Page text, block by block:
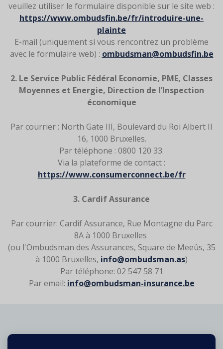
veuillez utiliser le formulaire disponible sur le site web :
https://www.ombudsfin.be/fr/introduire-une-
plainte
E-mail (uniquement si vous rencontrez un problème
avec le formulaire web) : ombudsman@ombudsfin.be
2. Le Service Public Fédéral Economie, PME, Classes
Moyennes et Energie, Direction de l’Inspection
économique
Par courrier : North Gate III, Boulevard du Roi Albert II
16, 1000 Bruxelles.
Par téléphone : 0800 120 33.
Via la plateforme de contact :
https://www.consumerconnect.be/fr
3. Cardif Assurance
Par courrier: Cardif Assurance, Rue Montagne du Parc
8A à 1000 Bruxelles
(ou l'Ombudsman des Assurances, Square de Meeûs, 35
à 1000 Bruxelles, info@ombudsman.as)
Par téléphone: 02 547 58 71
Par email: info@ombudsman-insurance.be